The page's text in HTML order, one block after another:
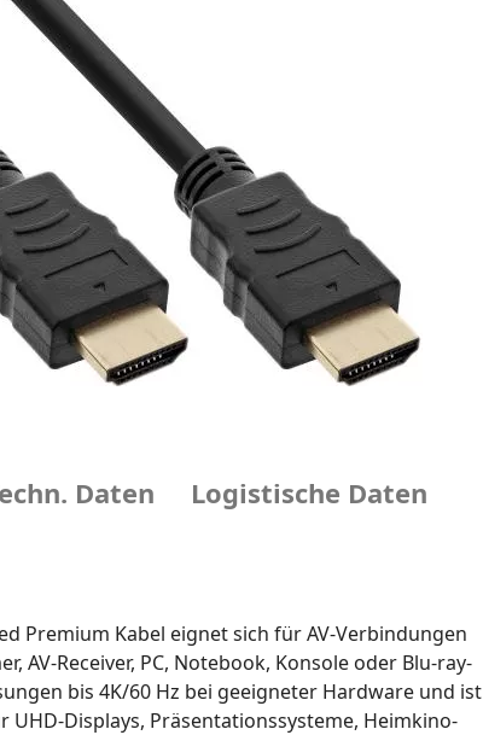
Daten
Logistische Daten
Premium Kabel eignet sich für AV-Verbindungen
AV-Receiver, PC, Notebook, Konsole oder Blu-ray-
bis 4K/60 Hz bei geeigneter Hardware und ist
UHD-Displays, Präsentationssysteme, Heimkino-